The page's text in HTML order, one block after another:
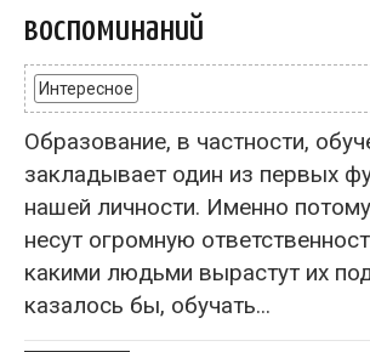
воспоминаний
Интересное
Образование, в частности,
закладывает один из первых
нашей личности. Именно
несут огромную
какими людьми вырастут их
казалось бы, обучать...